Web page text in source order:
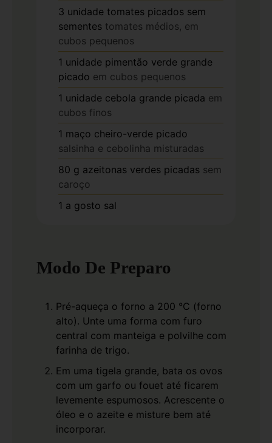
3 unidade tomates picados sem
sementes tomates médios, em
cubos pequenos
1 unidade pimentão verde grande
picado em cubos pequenos
1 unidade cebola grande picada em
cubos finos
1 maço cheiro-verde picado
salsinha e cebolinha misturadas
80 g azeitonas verdes picadas sem
caroço
1 a gosto sal
Modo De Preparo
Pré-aqueça o forno a 200 °C (forno
alto). Unte uma forma com furo
central com manteiga e polvilhe com
farinha de trigo.
Em uma tigela grande, bata os ovos
com um garfo ou fouet até ficarem
levemente espumosos. Acrescente o
óleo e o azeite e misture bem até
incorporar.